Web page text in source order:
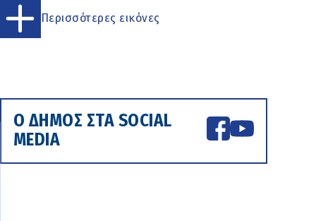
Περισσότερες εικόνες
Ο ΔΗΜΟΣ ΣΤΑ SOCIAL
MEDIA